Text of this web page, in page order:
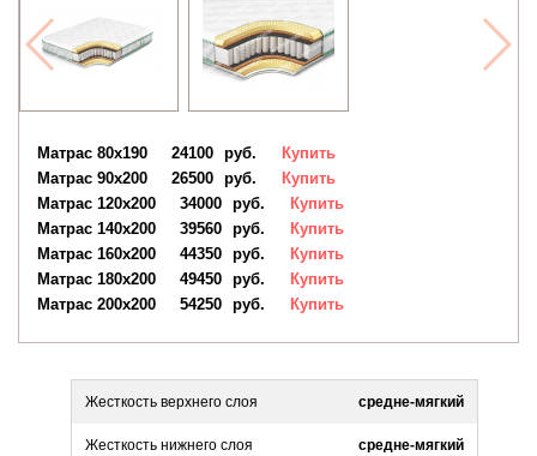
Матрас 80x190 24100 руб.
Купить
Матрас 90х200
26500 руб.
Купить
Матрас 120х200
34000 руб.
Купить
Матрас 140х200
39560 руб.
Купить
Матрас 160х200
44350 руб.
Купить
Матрас 180х200
49450 руб.
Купить
Матрас 200х200
54250 руб. Купить
Жесткость верхнего слоя средне-мягкий
Жесткость нижнего слоя средне-мягкий